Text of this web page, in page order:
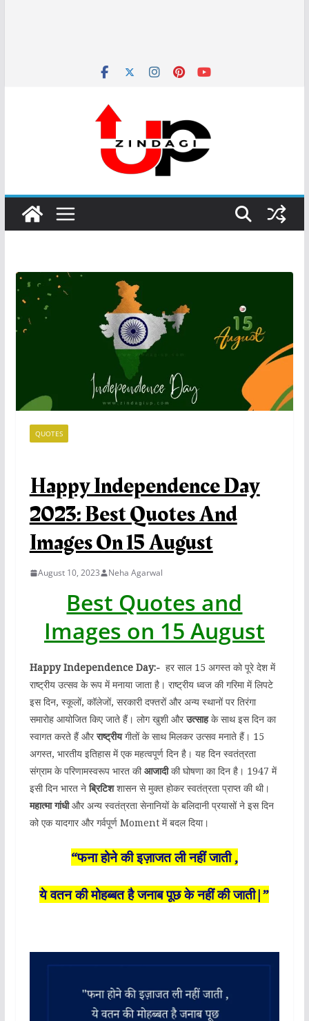
QUOTES
Happy Independence Day
2023: Best Quotes And
Images On 15 August
August 10, 2023 Neha Agarwal
Best Quotes and
Images on 15 August
Happy Independence Day:- हर साल 15 अगस्त को पूरे देश में
राष्ट्रीय उत्सव के रूप में मनाया जाता है। राष्ट्रीय ध्वज की गरिमा में लिपटे
इस दिन, स्कूलों, कॉलेजों, सरकारी दफ्तरों और अन्य स्थानों पर तिरंगा
समारोह आयोजित किए जाते हैं। लोग खुशी औरउत्साहके साथ इस दिन का
स्वागत करते हैं औरराष्ट्रीयगीतों के साथ मिलकर उत्सव मनाते हैं। 15
अगस्त, भारतीय इतिहास में एक महत्वपूर्ण दिन है। यह दिन स्वतंत्रता
संग्राम के परिणामस्वरूप भारत कीआजादीकी घोषणा का दिन है। 1947 में
इसी दिन भारत नेब्रिटिशशासन से मुक्त होकर स्वतंत्रता प्राप्त की थी।
महात्मा गांधीऔर अन्य स्वतंत्रता सेनानियों के बलिदानी प्रयासों ने इस दिन
को एक यादगार और गर्वपूर्ण Moment में बदल दिया।
“फना होने की इज़ाजत ली नहीं जाती ,
ये वतन की मोहब्बत है जनाब पूछ के नहीं की जाती|”